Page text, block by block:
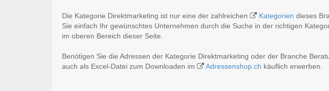
Die Kategorie Direktmarketing ist nur eine der zahlreichen Kategorien dieses
Sie einfach Ihr gewünschtes Unternehmen durch die Suche in der richtigen
im oberen Bereich dieser Seite.
Benötigen Sie die Adressen der Kategorie Direktmarketing oder der Branche
auch als Excel-Datei zum Downloaden im
Adressenshop.ch käuflich erwerben.